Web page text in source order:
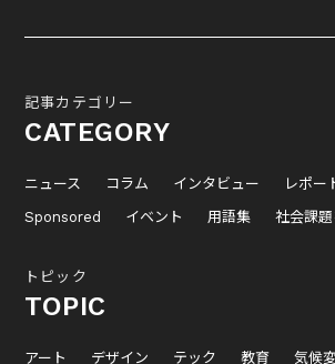
記事カテゴリー
CATEGORY
ニュース コラム インタビュー レポー
Sponsored
イベント 用語集 社会課題
トピック
TOPIC
アート デザイン テック 教育 気候